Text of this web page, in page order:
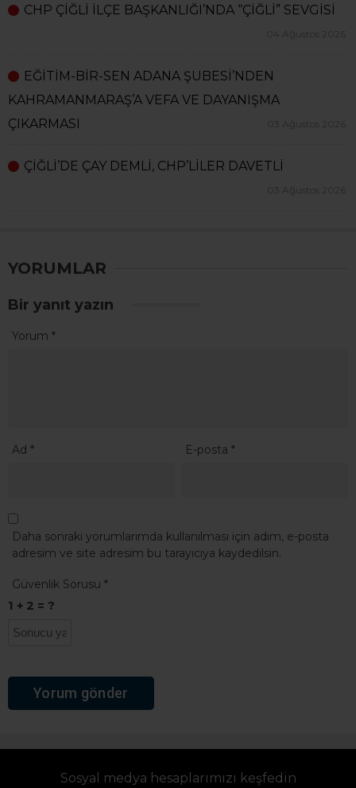
CHP ÇİĞLİ İLÇE BAŞKANLIĞI’NDA “ÇİĞLİ” SEVGİSİ
04 Ağustos 2026
EĞİTİM-BİR-SEN ADANA ŞUBESİ’NDEN
KAHRAMANMARAŞ’A VEFA VE DAYANIŞMA
ÇIKARMASI
03 Ağustos 2026
ÇİĞLİ’DE ÇAY DEMLİ, CHP’LİLER DAVETLİ
03 Ağustos 2026
YORUMLAR
Bir yanıt yazın
Yorum *
Ad * E-posta*
Daha sonraki yorumlarımda kullanılması için adım, e-posta
adresim ve site adresim bu tarayıcıya kaydedilsin.
Güvenlik Sorusu *
1 + 2 = ?
Sosyal medya hesaplarımızı keşfedin